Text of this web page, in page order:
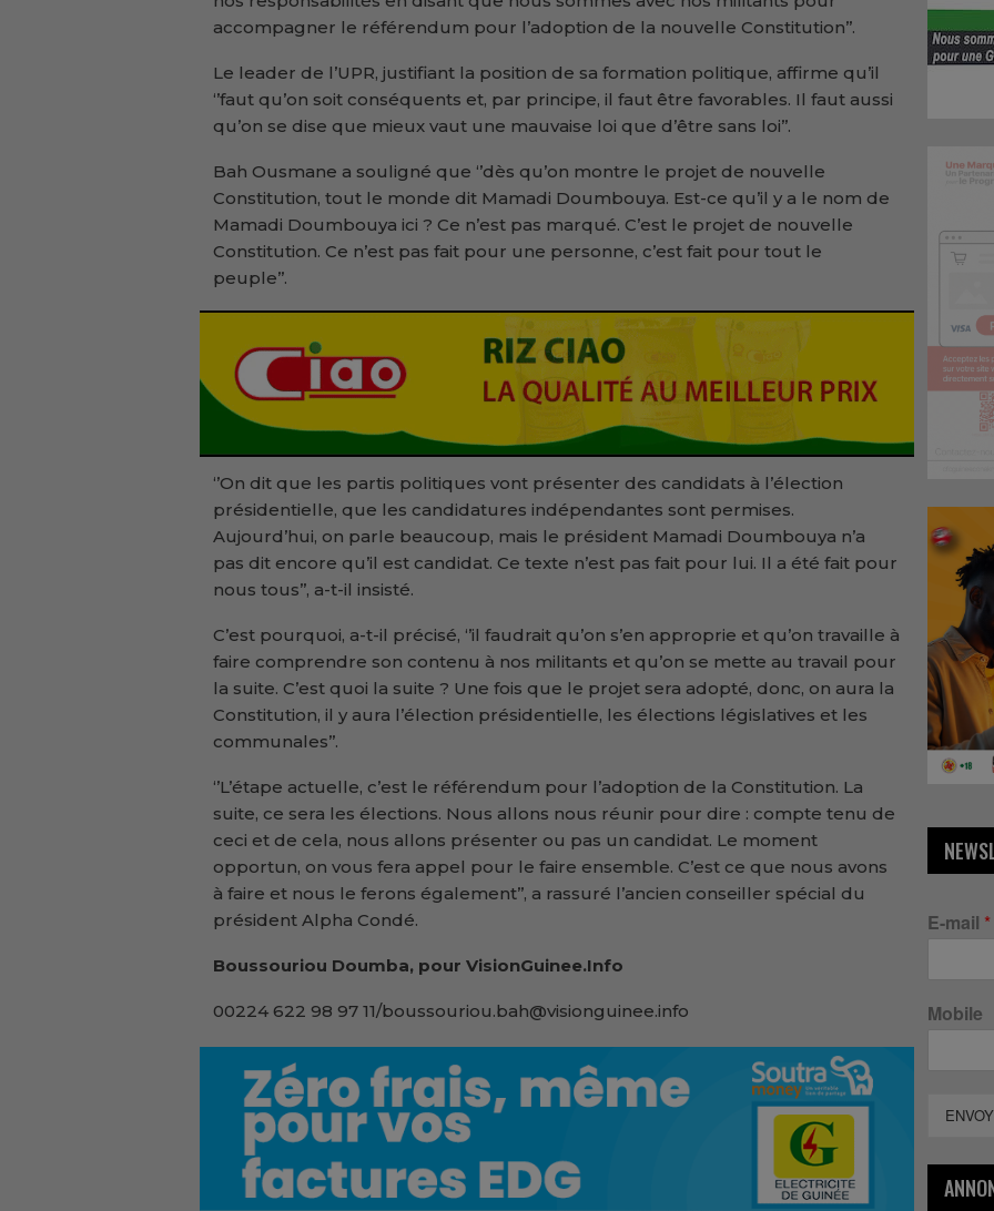
accompagner le référendum pour l’adoption de la nouvelle Constitution’’.
Le leader de l’UPR, justifiant la position de sa formation politique, affirme qu’il
‘’faut qu’on soit conséquents et, par principe, il faut être favorables. Il faut aussi
qu’on se dise que mieux vaut une mauvaise loi que d’être sans loi’’.
Bah Ousmane a souligné que ‘’dès qu’on montre le projet de nouvelle
Constitution, tout le monde dit Mamadi Doumbouya. Est-ce qu’il y a le nom de
Mamadi Doumbouya ici ? Ce n’est pas marqué. C’est le projet de nouvelle
Constitution. Ce n’est pas fait pour une personne, c’est fait pour tout le
peuple’’.
‘’On dit que les partis politiques vont présenter des candidats à l’élection
présidentielle, que les candidatures indépendantes sont permises.
Aujourd’hui, on parle beaucoup, mais le président Mamadi Doumbouya n’a
pas dit encore qu’il est candidat. Ce texte n’est pas fait pour lui. Il a été fait pour
nous tous’’, a-t-il insisté.
C’est pourquoi, a-t-il précisé, ‘’il faudrait qu’on s’en approprie et qu’on travaille à
faire comprendre son contenu à nos militants et qu’on se mette au travail pour
la suite. C’est quoi la suite ? Une fois que le projet sera adopté, donc, on aura la
Constitution, il y aura l’élection présidentielle, les élections législatives et les
communales’’.
‘’L’étape actuelle, c’est le référendum pour l’adoption de la Constitution. La
suite, ce sera les élections. Nous allons nous réunir pour dire : compte tenu de
ceci et de cela, nous allons présenter ou pas un candidat. Le moment
opportun, on vous fera appel pour le faire ensemble. C’est ce que nous avons
à faire et nous le ferons également’’, a rassuré l’ancien conseiller spécial du
président Alpha Condé.
Boussouriou Doumba, pour VisionGuinee.Info
00224 622 98 97 11/boussouriou.bah@visionguinee.info
E-mail *
Mobile